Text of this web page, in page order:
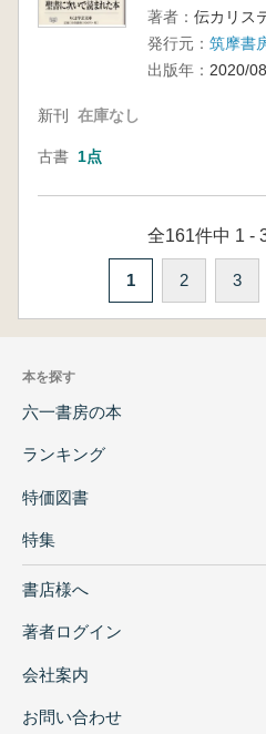
著者： 伝カリス
発行元： 筑摩書
出版年： 2020/08
新刊 在庫なし
古書 1点
全161件中 1 -
1 2 3
本を探す
六一書房の本
ランキング
特価図書
特集
書店様へ
著者ログイン
会社案内
お問い合わせ